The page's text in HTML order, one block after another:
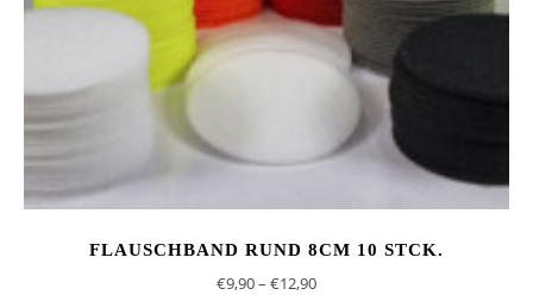
FLAUSCHBAND RUND 8CM 10 STCK.
€9,90– €12,90Preisspanne: €9,90 bis €12,90